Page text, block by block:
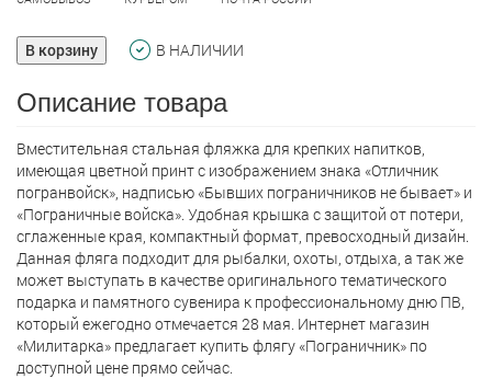
В корзину В НАЛИЧИИ
Описание товара
Вместительная стальная фляжка для крепких напитков,
имеющая цветной принт с изображением знака «Отличник
погранвойск», надписью «Бывших пограничников не бывает» и
«Пограничные войска». Удобная крышка с защитой от потери,
сглаженные края, компактный формат, превосходный дизайн.
Данная фляга подходит для рыбалки, охоты, отдыха, а так же
может выступать в качестве оригинального тематического
подарка и памятного сувенира к профессиональному дню ПВ,
который ежегодно отмечается 28 мая. Интернет магазин
«Милитарка» предлагает кyпить флягу «Пограничник» по
доступной цене прямо сейчас.